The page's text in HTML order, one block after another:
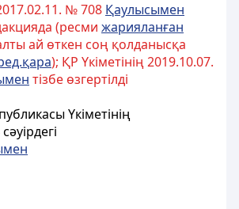
№ 708 Қаулысымен
(ресми жарияланған
ай өткен соң қолданысқа
); ҚР Үкіметінің 2019.10.07.
тізбе өзгертілді
Үкіметінің